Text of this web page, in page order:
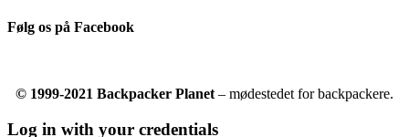
Følg os på Facebook
© 1999-2021 Backpacker Planet – mødestedet for backpackere.
Log in with your credentials